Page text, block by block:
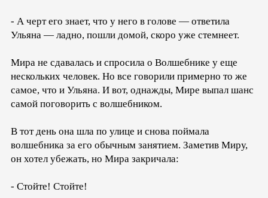
- А черт его знает, что у него в голове — ответила
Ульяна — ладно, пошли домой, скоро уже стемнеет.
Мира не сдавалась и спросила о Волшебнике у еще
нескольких человек. Но все говорили примерно то же
самое, что и Ульяна. И вот, однажды, Мире выпал шанс
самой поговорить с волшебником.
В тот день она шла по улице и снова поймала
волшебника за его обычным занятием. Заметив Миру,
он хотел убежать, но Мира закричала:
- Стойте! Стойте!